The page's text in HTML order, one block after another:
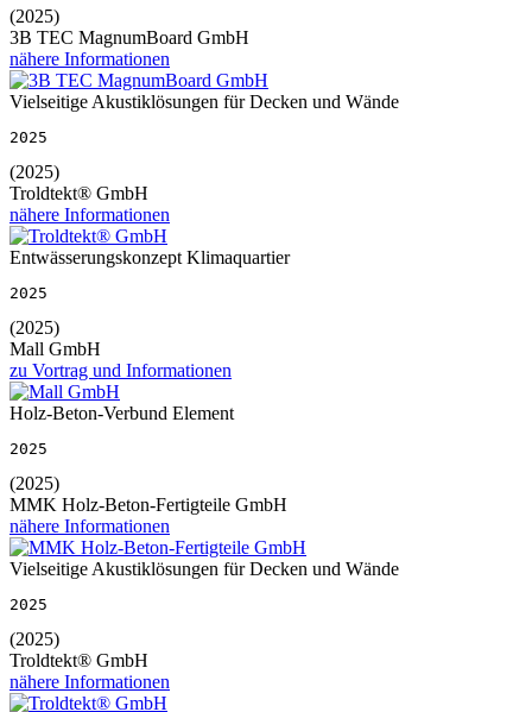
(2025)
3B TEC MagnumBoard GmbH
nähere Informationen
Vielseitige Akustiklösungen für Decken und Wände
2025
(2025)
Troldtekt® GmbH
nähere Informationen
Entwässerungskonzept Klimaquartier
2025
(2025)
Mall GmbH
zu Vortrag und Informationen
Holz-Beton-Verbund Element
2025
(2025)
MMK Holz-Beton-Fertigteile GmbH
nähere Informationen
Vielseitige Akustiklösungen für Decken und Wände
2025
(2025)
Troldtekt® GmbH
nähere Informationen